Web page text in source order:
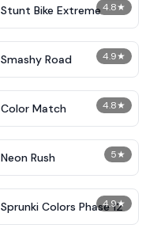
4.8★
Stunt Bike Extreme
4.9★
Smashy Road
4.8★
Color Match
5★
Neon Rush
4.9★
Sprunki Colors Phase 12